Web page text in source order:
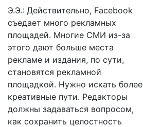
Э.Э.: Действительно, Facebook
съедает много рекламных
площадей. Многие СМИ из-за
этого дают больше места
рекламе и издания, по сути,
становятся рекламной
площадкой. Нужно искать более
креативные пути. Редакторы
должны задаваться вопросом,
как сохранить целостность